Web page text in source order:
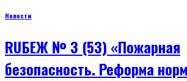
Новости
RUБЕЖ № 3 (53) «Пожарная
безопасность. Реформа